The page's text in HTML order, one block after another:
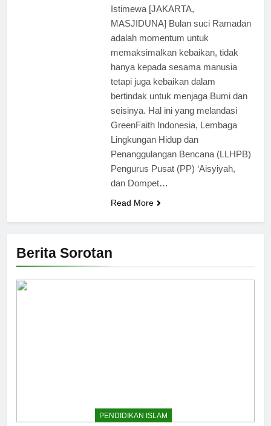
Berita Sorotan
PENDIDIKAN ISLAM
Istimewa [JAKARTA,
MASJIDUNA] Bulan suci Ramadan
adalah momentum untuk
memaksimalkan kebaikan, tidak
hanya kepada sesama manusia
tetapi juga kebaikan dalam
bertindak untuk menjaga Bumi dan
seisinya. Hal ini yang melandasi
GreenFaith Indonesia, Lembaga
Lingkungan Hidup dan
Penanggulangan Bencana (LLHPB)
Pengurus Pusat (PP) ‘Aisyiyah,
dan Dompet…
Read More